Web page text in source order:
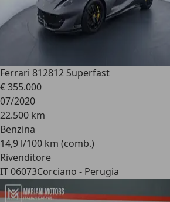
Ferrari 812812 Superfast
€ 355.000
07/2020
22.500 km
Benzina
14,9 l/100 km (comb.)
Rivenditore
IT 06073Corciano - Perugia